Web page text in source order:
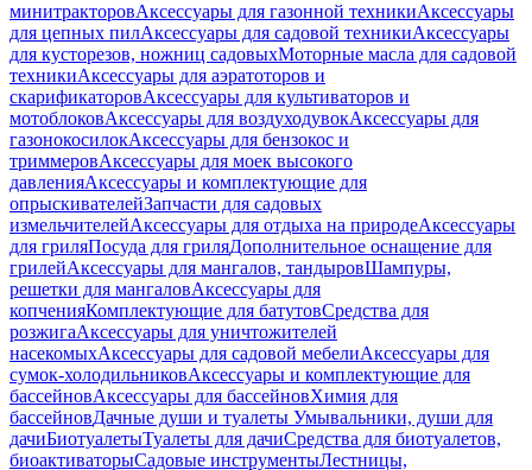
минитракторовАксессуары для газонной техникиАксессуары
для цепных пилАксессуары для садовой техникиАксессуары
для кусторезов, ножниц садовыхМоторные масла для садовой
техникиАксессуары для аэратоторов и
скарификаторовАксессуары для культиваторов и
мотоблоковАксессуары для воздуходувокАксессуары для
газонокосилокАксессуары для бензокос и
триммеровАксессуары для моек высокого
давленияАксессуары и комплектующие для
опрыскивателейЗапчасти для садовых
измельчителейАксессуары для отдыха на природеАксессуары
для гриляПосуда для гриляДополнительное оснащение для
грилейАксессуары для мангалов, тандыровШампуры,
решетки для мангаловАксессуары для
копченияКомплектующие для батутовСредства для
розжигаАксессуары для уничтожителей
насекомыхАксессуары для садовой мебелиАксессуары для
сумок-холодильниковАксессуары и комплектующие для
бассейновАксессуары для бассейновХимия для
бассейновДачные души и туалеты Умывальники, души для
дачиБиотуалетыТуалеты для дачиСредства для биотуалетов,
биоактиваторыСадовые инструментыЛестницы,